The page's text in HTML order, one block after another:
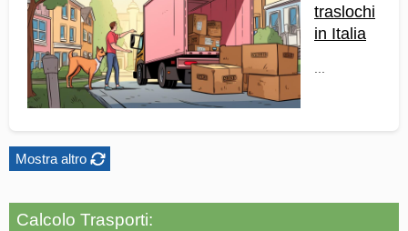
traslochi
in Italia
Mostra altro
Calcolo Trasporti: